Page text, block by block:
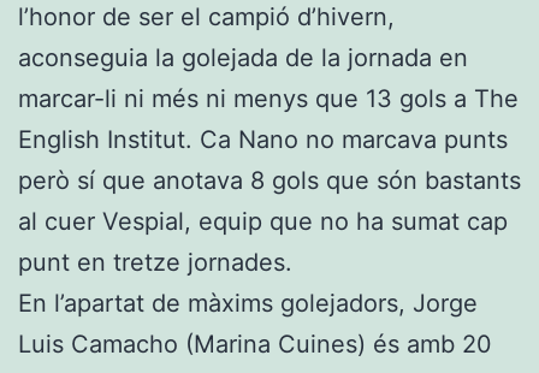
l’honor de ser el campió d’hivern,
aconseguia la golejada de la jornada en
marcar-li ni més ni menys que 13 gols a The
English Institut. Ca Nano no marcava punts
però sí que anotava 8 gols que són bastants
al cuer Vespial, equip que no ha sumat cap
punt en tretze jornades.
En l’apartat de màxims golejadors, Jorge
Luis Camacho (Marina Cuines) és amb 20